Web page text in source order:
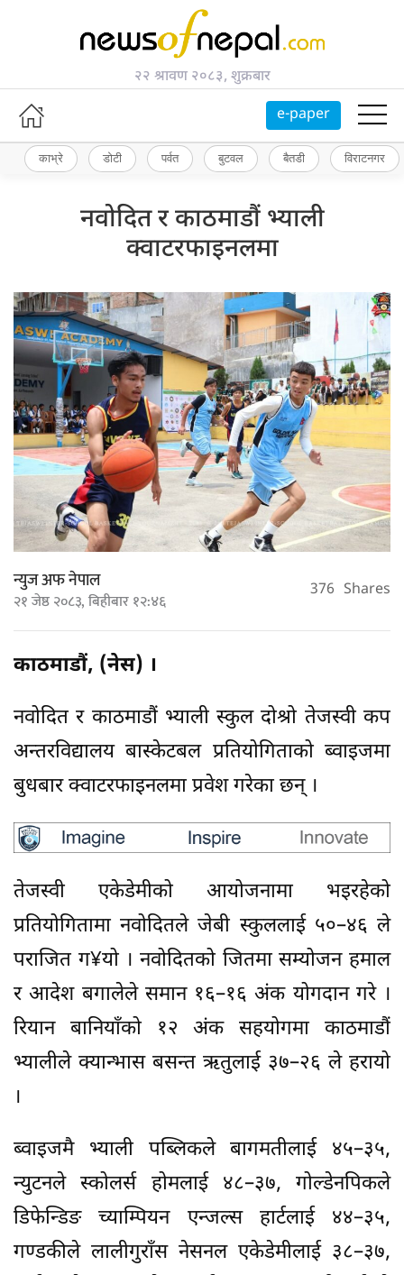
२२ श्रावण २०८३, शुक्रबार
e-paper
काभ्रे डोटी पर्वत बुटवल बैतडी विराटनगर
नवोदित र काठमाडौं भ्याली
क्वाटरफाइनलमा
न्युज अफ नेपाल
२१ जेष्ठ २०८३, बिहीबार १२:४६ 376 Shares
काठमाडौं, (नेस) ।
नवोदित र काठमाडौं भ्याली स्कुल दोश्रो तेजस्वी कप
अन्तरविद्यालय बास्केटबल प्रतियोगिताको ब्वाइजमा
बुधबार क्वाटरफाइनलमा प्रवेश गरेका छन् ।
तेजस्वी एकेडेमीको आयोजनामा भइरहेको
प्रतियोगितामा नवोदितले जेबी स्कुललाई ५०–४६ ले
पराजित ग¥यो । नवोदितको जितमा सम्योजन हमाल
र आदेश बगालेले समान १६–१६ अंक योगदान गरे ।
रियान बानियाँको १२ अंक सहयोगमा काठमाडौं
भ्यालीले क्यान्भास बसन्त ऋतुलाई ३७–२६ ले हरायो
।
ब्वाइजमै भ्याली पब्लिकले बागमतीलाई ४५–३५,
न्युटनले स्कोलर्स होमलाई ४८–३७, गोल्डेनपिकले
डिफेन्डिङ च्याम्पियन एन्जल्स हार्टलाई ४४–३५,
गण्डकीले लालीगुराँस नेसनल एकेडेमीलाई ३८–३७,